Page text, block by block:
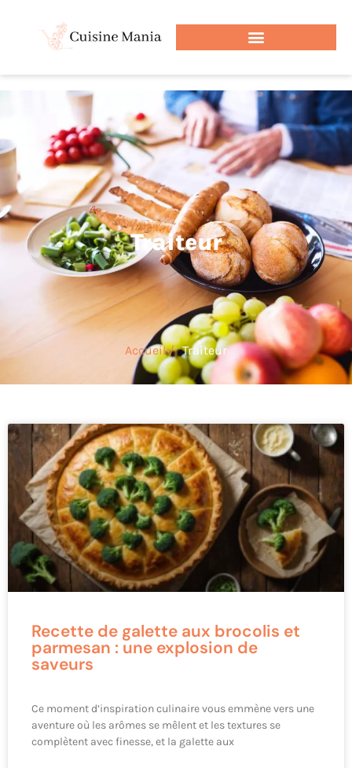
Traiteur
Accueil / Traiteur
Recette de galette aux brocolis et
parmesan : une explosion de
saveurs
Ce moment d’inspiration culinaire vous emmène vers une
aventure où les arômes se mêlent et les textures se
complètent avec finesse, et la galette aux